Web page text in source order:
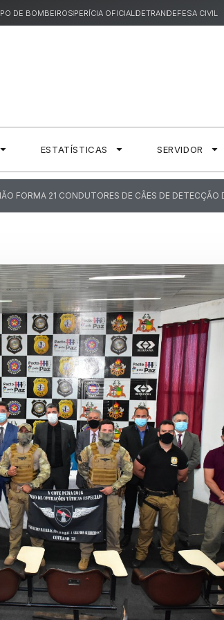
DE BOMBEIROSPERÍCIA OFICIALDETRANDEFESA CIVIL
ESTATÍSTICAS SERVIDOR
FORMA 21 CONDUTORES DE CÃES DE DETECÇÃO